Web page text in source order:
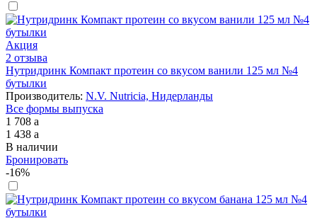
Акция
2 отзыва
Нутридринк Компакт протеин со вкусом ванили 125 мл №4
бутылки
Производитель: N.V. Nutricia, Нидерланды
Все формы выпуска
1 708 a
1 438 a
В наличии
Бронировать
-16%